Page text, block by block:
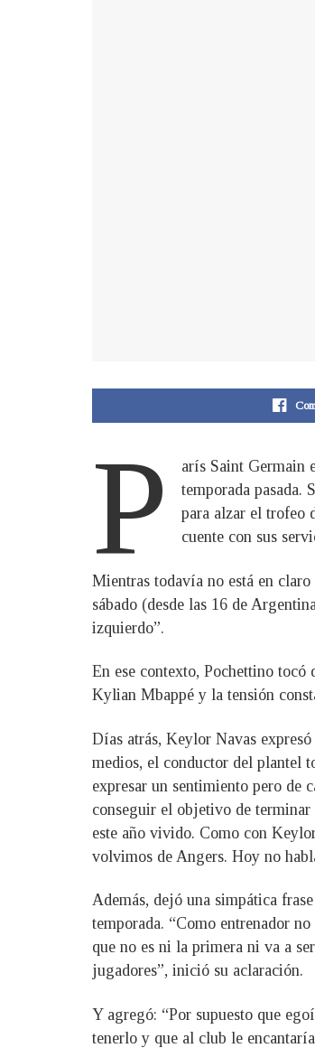
P
arís Saint Germain
temporada
para alzar el trofeo
cuente con sus
Mientras todavía no está en
sábado (desde las 16 de
izquierdo”.
En ese contexto, Pochettino tocó
Kylian Mbappé y la tensión
Días atrás, Keylor Navas
medios, el conductor del plantel
expresar un sentimiento pero de
conseguir el objetivo de terminar
este año vivido. Como con
volvimos de Angers. Hoy no
Además, dejó una simpática
temporada. “Como entrenador
que no es ni la primera ni va a
jugadores”, inició su aclaración.
Y agregó: “Por supuesto que
tenerlo y que al club le